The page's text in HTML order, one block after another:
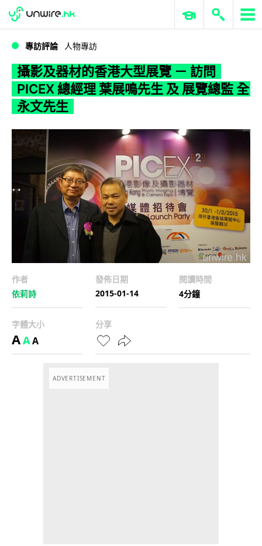
WWDC 2026 ERP 與商業 AI
專訪評論 人物專訪
攝影及器材的香港大型展覽 － 訪問
PICEX 總經理 葉展鳴先生 及 展覽總監 全
永文先生
作者
依莉詩
發佈日期
2015-01-14
閱讀時間
4分鐘
字體大小
AAA
分享
ADVERTISEMENT